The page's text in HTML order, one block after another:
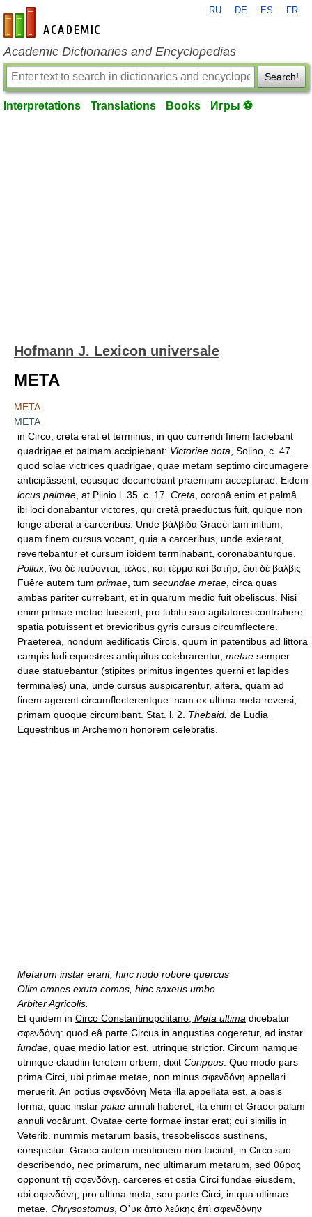
en-academic.com
RU DE ES FR
Academic Dictionaries and Encyclopedias
Search!
Interpretations Translations Books Игры ⚽
Hofmann J. Lexicon universale
META
META
META
in Circo, creta erat et terminus, in quo currendi finem faciebant
quadrigae et palmam accipiebant: Victoriae nota , Solino, c. 47.
quod solae victrices quadrigae, quae metam septimo circumagere
anticipâssent, eousque decurrebant praemium accepturae. Eidem
locus palmae , at Plinio l. 35. c. 17. Creta , coronâ enim et palmâ
ibi loci donabantur victores, qui cretâ praeductus fuit, quique non
longe aberat a carceribus. Unde βάλβίδα Graeci tam initium,
quam finem cursus vocant, quia a carceribus, unde exierant,
revertebantur et cursum ibidem terminabant, coronabanturque.
Pollux , ἵνα δὲ παύονται, τέλος, καὶ τέρμα καὶ βατὴρ, ἔιοι δὲ βαλβίς
Fuêre autem tum primae , tum secundae metae , circa quas
ambas pariter currebant, et in quarum medio fuit obeliscus. Nisi
enim primae metae fuissent, pro lubitu suo agitatores contrahere
spatia potuissent et brevioribus gyris cursus circumflectere.
Praeterea, nondum aedificatis Circis, quum in patentibus ad littora
campis ludi equestres antiquitus celebrarentur, metae semper
duae statuebantur (stipites primitus ingentes querni et lapides
terminales) una, unde cursus auspicarentur, altera, quam ad
finem agerent circumflecterentque: nam ex ultima meta reversi,
primam quoque circumibant. Stat. l. 2. Thebaid. de Ludia
Equestribus in Archemori honorem celebratis.
Metarum instar erant, hinc nudo robore quercus
Olim omnes exuta comas, hinc saxeus umbo.
Arbiter Agricolis.
Et quidem in Circo Constantinopolitano, Meta ultima dicebatur
σφενδόνη: quod eâ parte Circus in angustias cogeretur, ad instar
fundae , quae medio latior est, utrinque strictior. Circum namque
utrinque claudiin teretem orbem, dixit Corippus: Quo modo pars
prima Circi, ubi primae metae, non minus σφενδόνη appellari
meruerit. An potius σφενδόνη Meta illa appellata est, a basis
forma, quae instar palae annuli haberet, ita enim et Graeci palam
annuli vocârunt. Ovatae certe formae instar erat; cui similis in
Veterib. nummis metarum basis, tresobeliscos sustinens,
conspicitur. Graeci autem mentionem non faciunt, in Circo suo
describendo, nec primarum, nec ultimarum metarum, sed θύρας
opponunt τῇ σφενδόνῃ. carceres et ostia Circi fundae eiusdem,
ubi σφενδόνη, pro ultima meta, seu parte Circi, in qua ultimae
metae. Chrysostomus , Ο᾿υκ ἀπὸ λεύκης ἐπὶ σφενδόνην